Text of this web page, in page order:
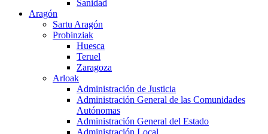
Sanidad
Aragón
Sartu Aragón
Probinziak
Huesca
Teruel
Zaragoza
Arloak
Administración de Justicia
Administración General de las Comunidades
Autónomas
Administración General del Estado